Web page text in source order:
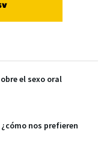
el sexo oral
nos prefieren